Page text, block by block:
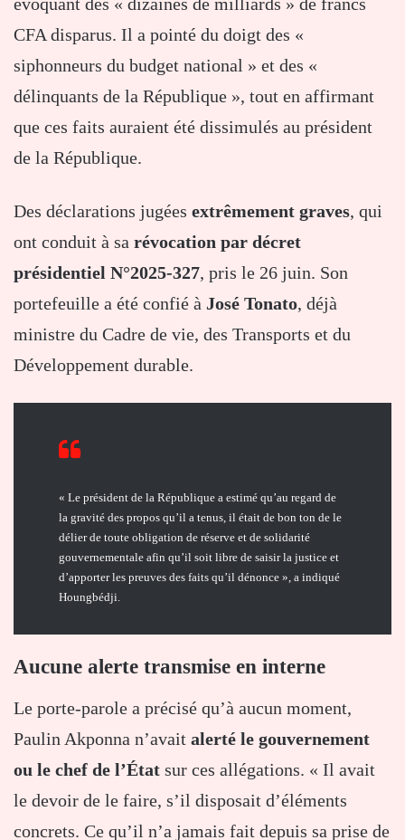
CFA disparus. Il a pointé du doigt des «
siphonneurs du budget national » et des «
délinquants de la République », tout en affirmant
que ces faits auraient été dissimulés au président
de la République.
Des déclarations jugées extrêmement graves, qui
ont conduit à sa révocation par décret
présidentiel N°2025-327, pris le 26 juin. Son
portefeuille a été confié à José Tonato, déjà
ministre du Cadre de vie, des Transports et du
Développement durable.
« Le président de la République a estimé qu’au regard de
la gravité des propos qu’il a tenus, il était de bon ton de le
délier de toute obligation de réserve et de solidarité
gouvernementale afin qu’il soit libre de saisir la justice et
d’apporter les preuves des faits qu’il dénonce », a indiqué
Houngbédji.
Aucune alerte transmise en interne
Le porte-parole a précisé qu’à aucun moment,
Paulin Akponna n’avait alerté le gouvernement
ou le chef de l’État sur ces allégations. « Il avait
le devoir de le faire, s’il disposait d’éléments
concrets. Ce qu’il n’a jamais fait depuis sa prise de